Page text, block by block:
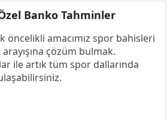
Banko Tahminler
öncelikli amacımız spor bahisleri
çözüm bulmak.
ile artık tüm spor dallarında